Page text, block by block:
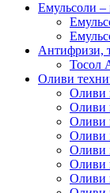
Емульсоли –
Антифризи,
Тосол
Оливи
Оливи
Оливи
Оливи
Оливи
Оливи
Оливи
Оливи